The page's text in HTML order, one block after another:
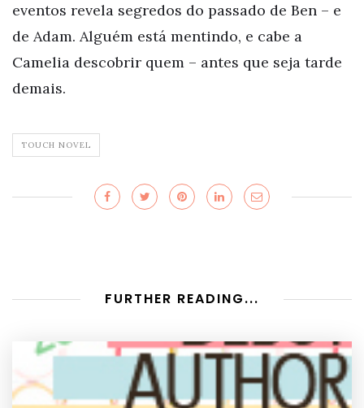
eventos revela segredos do passado de Ben – e
de Adam. Alguém está mentindo, e cabe a
Camelia descobrir quem – antes que seja tarde
demais.
TOUCH NOVEL
FURTHER READING...